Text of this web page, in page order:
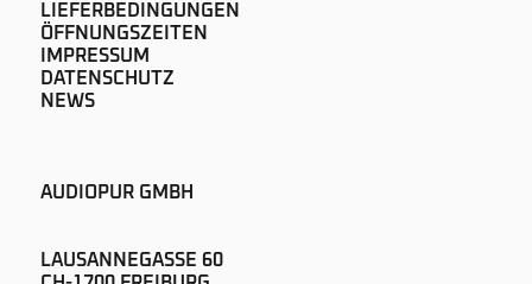
LIEFERBEDINGUNGEN
ÖFFNUNGSZEITEN
IMPRESSUM
DATENSCHUTZ
NEWS
AUDIOPUR GMBH
LAUSANNEGASSE 60